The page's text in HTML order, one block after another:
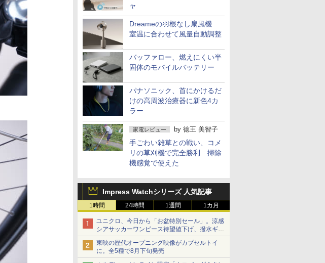
ャ
Dreameの羽根なし扇風機
室温に合わせて風量自動調整
バッファロー、燃えにくい半
固体のモバイルバッテリー
パナソニック、首にかけるだ
けの高周波治療器に新色4カ
ラー
家電レビュー by 徳王 美智子
手ごわい雑草との戦い、コメ
リの草刈機で完全勝利 掃除
機感覚で使えた
Impress Watchシリーズ 人気記事
1時間 24時間 1週間 1カ月
ユニクロ、今日から「お盆特別セール」。涼感
シアサッカーワンピース待望値下げ、撥水ギア
ショーツは1990円に
東映の歴代オープニング映像がカプセルトイ
に。全5種で8月下旬発売